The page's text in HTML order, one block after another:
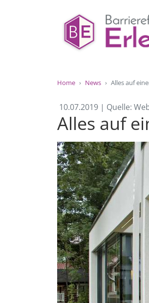
Home News Alles auf
10.07.2019 | Quelle:
Alles auf